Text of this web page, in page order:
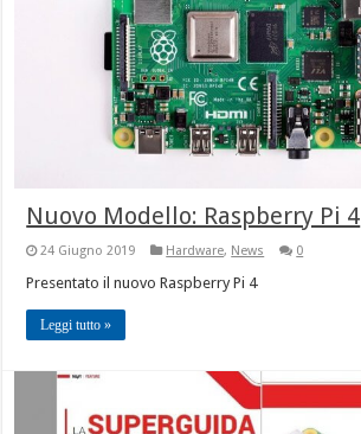
Nuovo Modello: Raspberry Pi 4
24 Giugno 2019 Hardware, News 0
Presentato il nuovo Raspberry Pi 4
Leggi tutto »